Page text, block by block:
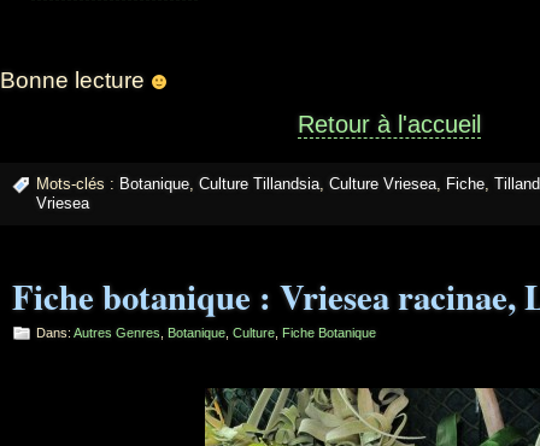
Bonne lecture
Retour à l'accueil
Mots-clés : Botanique Culture Tillandsia Culture Vriesea Fiche
Vriesea
Fiche botanique : Vriesea racinae,
Dans: Autres Genres Botanique Culture Fiche Botanique